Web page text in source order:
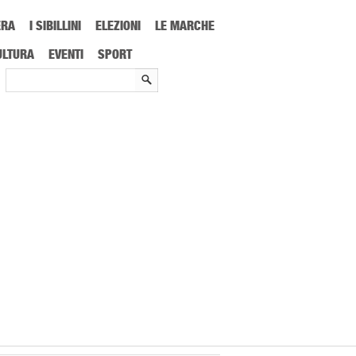
I SIBILLINI ELEZIONI
LE MARCHE
EVENTI SPORT